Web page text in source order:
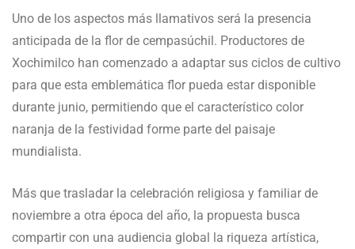
Uno de los aspectos más llamativos será la presencia
anticipada de la flor de cempasúchil. Productores de
Xochimilco han comenzado a adaptar sus ciclos de cultivo
para que esta emblemática flor pueda estar disponible
durante junio, permitiendo que el característico color
naranja de la festividad forme parte del paisaje
mundialista.
Más que trasladar la celebración religiosa y familiar de
noviembre a otra época del año, la propuesta busca
compartir con una audiencia global la riqueza artística,